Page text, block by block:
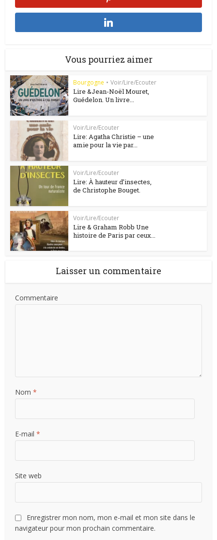
Vous pourriez aimer
Bourgogne • Voir/Lire/Ecouter
Lire &Jean-Noël Mouret,
Guédelon. Un livre...
Voir/Lire/Ecouter
Lire: Agatha Christie – une
amie pour la vie par...
Voir/Lire/Ecouter
Lire: À hauteur d’insectes,
de Christophe Bouget.
Voir/Lire/Ecouter
Lire & Graham Robb Une
histoire de Paris par ceux...
Laisser un commentaire
Commentaire
Nom*
E-mail*
Site web
Enregistrer mon nom, mon e-mail et mon site dans le
navigateur pour mon prochain commentaire.